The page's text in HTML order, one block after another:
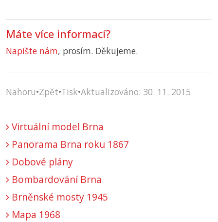
Máte více informací?
Napište nám, prosím. Děkujeme.
Nahoru•Zpět•Tisk•Aktualizováno: 30. 11. 2015
Virtuální model Brna
Panorama Brna roku 1867
Dobové plány
Bombardování Brna
Brněnské mosty 1945
Mapa 1968